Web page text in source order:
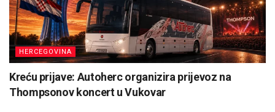
HERCEGOVINA
Kreću prijave: Autoherc organizira prijevoz na
Thompsonov koncert u Vukovar